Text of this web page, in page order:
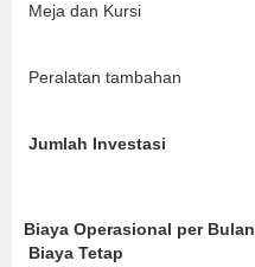
Meja dan Kursi
Peralatan tambahan
Jumlah Investasi
Biaya Operasional per Bulan
Biaya Tetap